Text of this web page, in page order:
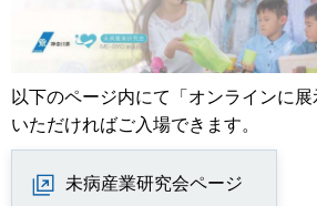
以下のページ内にて「オンラインに
いただければご入場できます。
未病産業研究会ページ